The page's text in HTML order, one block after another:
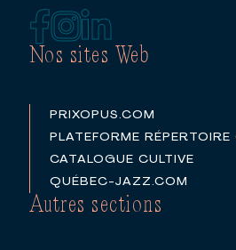
Nos sites Web
PRIXOPUS.COM
PLATEFORME
CATALOGUE CULTIVE
QUÉBEC-JAZZ.COM
Autres sections